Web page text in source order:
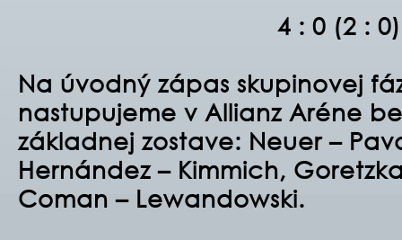
4 : 0 (2 : 0)
Na úvodný zápas skupinovej
nastupujeme v Allianz Aréne
základnej zostave: Neuer –
Hernández – Kimmich,
Coman – Lewandowski.